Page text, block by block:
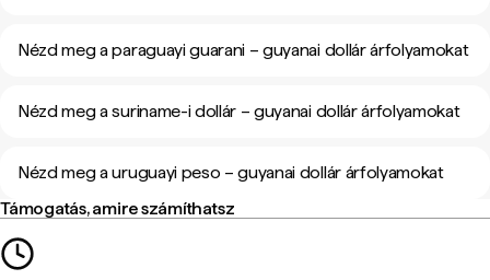
Nézd meg a paraguayi guarani – guyanai dollár árfolyamokat
Nézd meg a suriname-i dollár – guyanai dollár árfolyamokat
Nézd meg a uruguayi peso – guyanai dollár árfolyamokat
Támogatás, amire számíthatsz